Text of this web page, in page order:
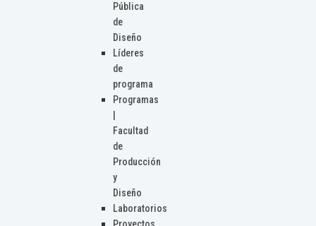
Pública
de
Diseño
Líderes
de
programa
Programas
Facultad
de
Producción
y
Diseño
Laboratorios